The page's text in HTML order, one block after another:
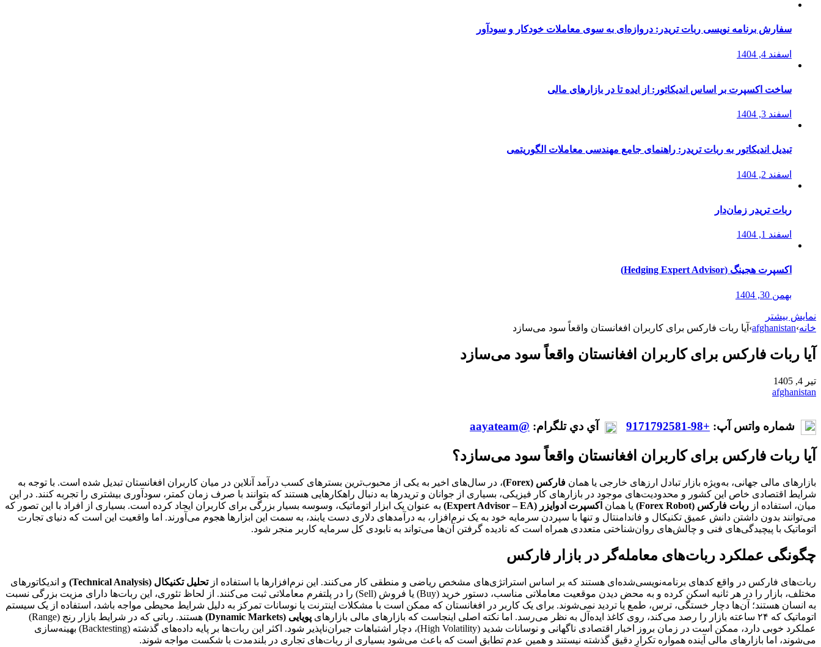
سفارش برنامه نویسی ربات تریدر: دروازه‌ای به سوی معاملات خودکار و سودآور
اسفند 4, 1404
ساخت اکسپرت بر اساس اندیکاتور: از ایده تا در بازارهای مالی
اسفند 3, 1404
تبدیل اندیکاتور به ربات تریدر: راهنمای جامع مهندسی معاملات الگوریتمی
اسفند 2, 1404
ربات تریدر زمان‌دار
اسفند 1, 1404
اکسپرت هجینگ (Hedging Expert Advisor)
بهمن 30, 1404
نمایش بیشتر
خانه›
afghanistan
› آیا ربات فارکس برای کاربران افغانستان واقعاً سود می‌سازد
آیا ربات فارکس برای کاربران افغانستان واقعاً سود می‌سازد
تیر 4, 1405
afghanistan
شماره واتس آپ: +98-9171792581 آي دي تلگرام: @aayateam
آیا ربات فارکس برای کاربران افغانستان واقعاً سود می‌سازد؟
بازارهای مالی جهانی، به‌ویژه بازار تبادل ارزهای خارجی یا همان فارکس (Forex)
، در سال‌های اخیر به یکی از محبوب‌ترین بسترهای کسب درآمد آنلاین در میان کاربران افغانستان تبدیل شده است. با توجه به
شرایط اقتصادی خاص این کشور و محدودیت‌های موجود در بازارهای کار فیزیکی، بسیاری از جوانان و تریدرها به دنبال راهکارهایی هستند که بتوانند با صرف زمان کمتر، سودآوری بیشتری را تجربه کنند. در این
میان، استفاده از ربات فارکس (Forex Robot) یا همان اکسپرت ادوایزر (Expert Advisor – EA)
به عنوان یک ابزار اتوماتیک، وسوسه بسیار بزرگی برای کاربران ایجاد کرده است. بسیاری از افراد با این تصور که
می‌توانند بدون داشتن دانش عمیق تکنیکال و فاندامنتال و تنها با سپردن سرمایه خود به یک نرم‌افزار، به درآمدهای دلاری دست یابند، به سمت این ابزارها هجوم می‌آورند. اما واقعیت این است که دنیای تجارت
اتوماتیک با پیچیدگی‌های فنی و چالش‌های روان‌شناختی متعددی همراه است که نادیده گرفتن آن‌ها می‌تواند به نابودی کل سرمایه کاربر منجر شود.
چگونگی عملکرد ربات‌های معامله‌گر در بازار فارکس
ربات‌های فارکس در واقع کدهای برنامه‌نویسی‌شده‌ای هستند که بر اساس استراتژی‌های مشخص ریاضی و منطقی کار می‌کنند. این نرم‌افزارها با استفاده ازتحلیل تکنیکال (Technical Analysis)
و اندیکاتورهای
مختلف، بازار را در هر ثانیه اسکن کرده و به محض دیدن موقعیت معاملاتی مناسب، دستور خرید (Buy) یا فروش (Sell) را در پلتفرم معاملاتی ثبت می‌کنند. از لحاظ تئوری، این ربات‌ها دارای مزیت بزرگی نسبت
به انسان هستند؛ آن‌ها دچار خستگی، ترس، طمع یا تردید نمی‌شوند. برای یک کاربر در افغانستان که ممکن است با مشکلات اینترنت یا نوسانات تمرکز به دلیل شرایط محیطی مواجه باشد، استفاده از یک سیستم
اتوماتیک که ۲۴ ساعته بازار را رصد می‌کند، روی کاغذ ایده‌آل به نظر می‌رسد. اما نکته اصلی اینجاست که بازارهای مالی بازارهای
پویایی (Dynamic Markets)
هستند. رباتی که در شرایط بازار رنج (Range)
عملکرد خوبی دارد، ممکن است در زمان بروز اخبار اقتصادی ناگهانی و نوسانات شدید (High Volatility)، دچار اشتباهات جبران‌ناپذیر شود. اکثر این ربات‌ها بر پایه داده‌های گذشته (Backtesting) بهینه‌سازی
می‌شوند، اما بازارهای مالی آینده همواره تکرارِ دقیق گذشته نیستند و همین عدم تطابق است که باعث می‌شود بسیاری از ربات‌های تجاری در بلندمدت با شکست مواجه شوند.